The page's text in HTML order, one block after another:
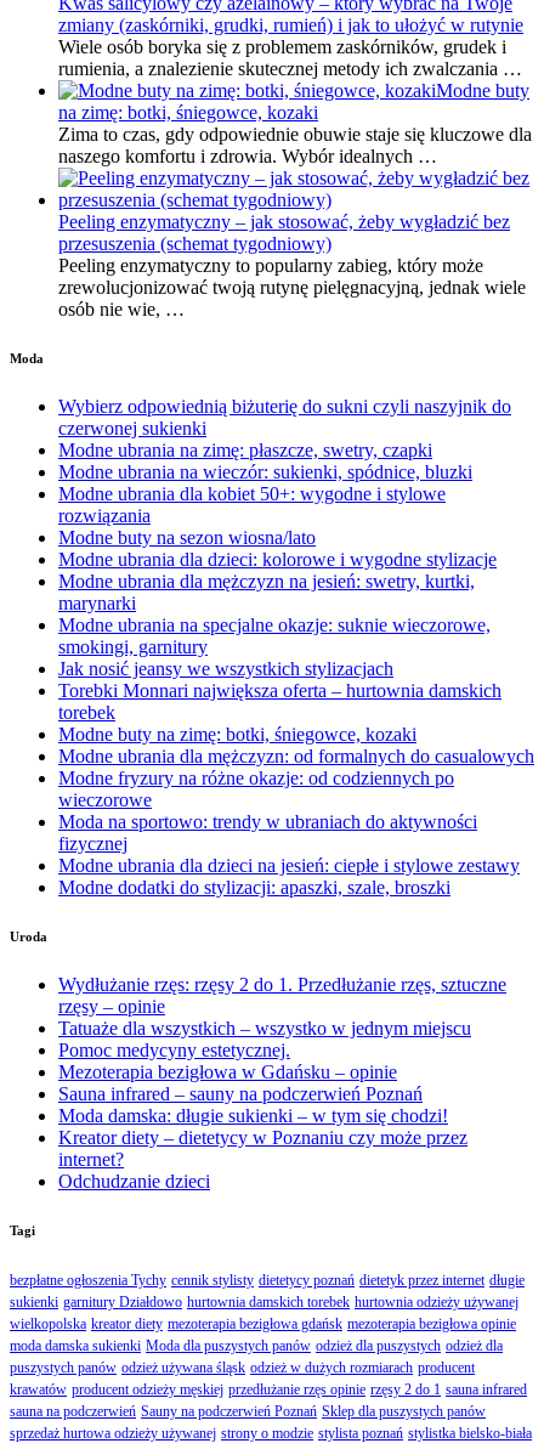
zmiany (zaskórniki, grudki, rumień) i jak to ułożyć w rutynie
Wiele osób boryka się z problemem zaskórników, grudek i
rumienia, a znalezienie skutecznej metody ich zwalczania …
Modne buty
na zimę: botki, śniegowce, kozaki
Zima to czas, gdy odpowiednie obuwie staje się kluczowe dla
naszego komfortu i zdrowia. Wybór idealnych …
Peeling enzymatyczny – jak stosować, żeby wygładzić bez
przesuszenia (schemat tygodniowy)
Peeling enzymatyczny to popularny zabieg, który może
zrewolucjonizować twoją rutynę pielęgnacyjną, jednak wiele
osób nie wie, …
Moda
Wybierz odpowiednią biżuterię do sukni czyli naszyjnik do
czerwonej sukienki
Modne ubrania na zimę: płaszcze, swetry, czapki
Modne ubrania na wieczór: sukienki, spódnice, bluzki
Modne ubrania dla kobiet 50+: wygodne i stylowe
rozwiązania
Modne buty na sezon wiosna/lato
Modne ubrania dla dzieci: kolorowe i wygodne stylizacje
Modne ubrania dla mężczyzn na jesień: swetry, kurtki,
marynarki
Modne ubrania na specjalne okazje: suknie wieczorowe,
smokingi, garnitury
Jak nosić jeansy we wszystkich stylizacjach
Torebki Monnari największa oferta – hurtownia damskich
torebek
Modne buty na zimę: botki, śniegowce, kozaki
Modne ubrania dla mężczyzn: od formalnych do casualowych
Modne fryzury na różne okazje: od codziennych po
wieczorowe
Moda na sportowo: trendy w ubraniach do aktywności
fizycznej
Modne ubrania dla dzieci na jesień: ciepłe i stylowe zestawy
Modne dodatki do stylizacji: apaszki, szale, broszki
Uroda
Wydłużanie rzęs: rzęsy 2 do 1. Przedłużanie rzęs, sztuczne
rzęsy – opinie
Tatuaże dla wszystkich – wszystko w jednym miejscu
Pomoc medycyny estetycznej.
Mezoterapia bezigłowa w Gdańsku – opinie
Sauna infrared – sauny na podczerwień Poznań
Moda damska: długie sukienki – w tym się chodzi!
Kreator diety – dietetycy w Poznaniu czy może przez
internet?
Odchudzanie dzieci
Tagi
bezpłatne ogłoszenia Tychy cennik stylisty dietetycy poznań dietetyk przez internet długie
sukienki garnitury Działdowo hurtownia damskich torebek hurtownia odzieży używanej
wielkopolska kreator diety mezoterapia bezigłowa gdańsk mezoterapia bezigłowa opinie
moda damska sukienki Moda dla puszystych panów odzież dla puszystych odzież dla
puszystych panów odzież używana śląsk odzież w dużych rozmiarach producent
krawatów producent odzieży męskiej przedłużanie rzęs opinie rzęsy 2 do 1 sauna infrared
sauna na podczerwień Sauny na podczerwień Poznań Sklep dla puszystych panów
sprzedaż hurtowa odzieży używanej strony o modzie stylista poznań stylistka bielsko-biała